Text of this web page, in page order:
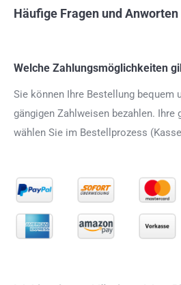
Häufige Fragen und Anworten
Welche Zahlungsmöglichkeiten
Sie können Ihre Bestellung bequem
gängigen Zahlweisen bezahlen. Ihre
wählen Sie im Bestellprozess